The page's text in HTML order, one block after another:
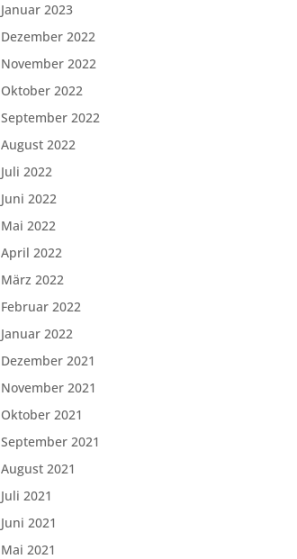
Januar 2023
Dezember 2022
November 2022
Oktober 2022
September 2022
August 2022
Juli 2022
Juni 2022
Mai 2022
April 2022
März 2022
Februar 2022
Januar 2022
Dezember 2021
November 2021
Oktober 2021
September 2021
August 2021
Juli 2021
Juni 2021
Mai 2021